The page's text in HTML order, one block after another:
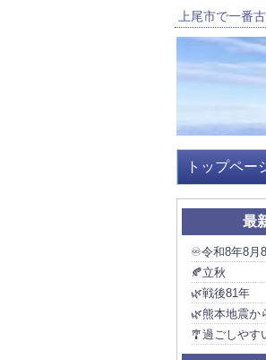
上尾市で一番
トップペー
最
♾️令和8年8月
🍂立秋
🌿戦後81年
🌿熊本地震か
🎐過ごしやす